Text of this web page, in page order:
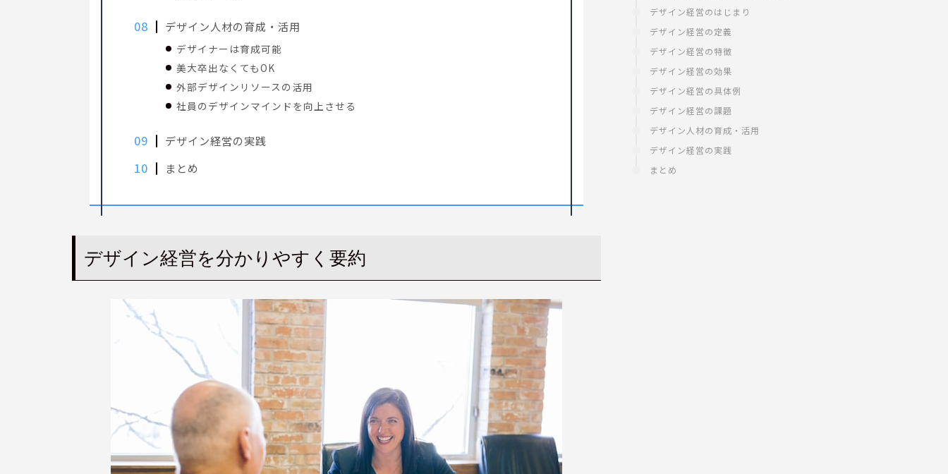
デザイン人材の育成・活用
デザイナーは育成可能
美大卒出なくてもOK
外部デザインリソースの活用
社員のデザインマインドを向上させる
デザイン経営の実践
まとめ
デザイン経営を分かりやすく要約
デザイン経営のはじまり
デザイン経営の定義
デザイン経営の特徴
デザイン経営の効果
デザイン経営の具体例
デザイン経営の課題
デザイン人材の育成・活用
デザイン経営の実践
まとめ